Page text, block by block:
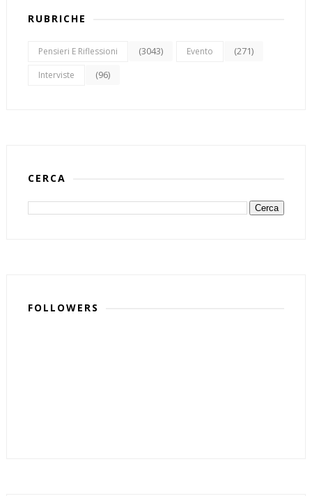
RUBRICHE
Pensieri E Riflessioni (3043) Evento (271)
Interviste (96)
CERCA
FOLLOWERS